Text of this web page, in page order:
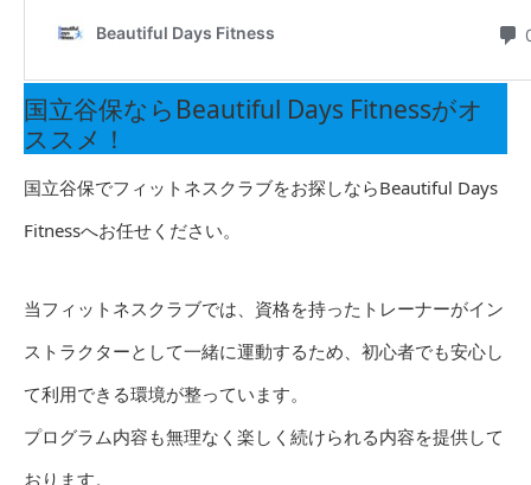
国立谷保ならBeautiful Days Fitnessがオ
ススメ！
国立谷保でフィットネスクラブをお探しならBeautiful Days
Fitnessへお任せください。
当フィットネスクラブでは、資格を持ったトレーナーがイン
ストラクターとして一緒に運動するため、初心者でも安心し
て利用できる環境が整っています。
プログラム内容も無理なく楽しく続けられる内容を提供して
おります。